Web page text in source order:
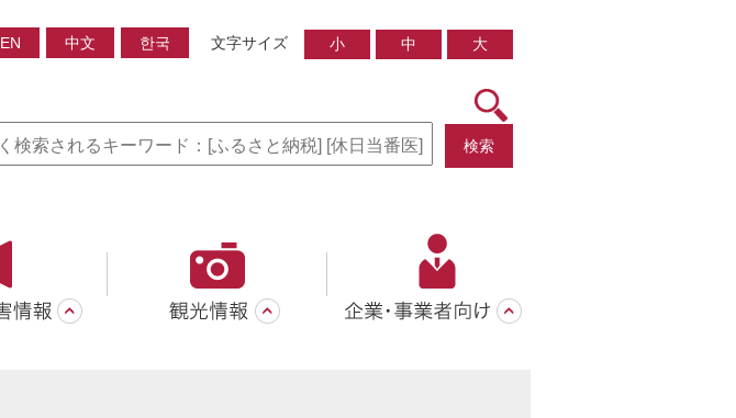
EN 中文 한국 文字サイズ 小 中 大
検索